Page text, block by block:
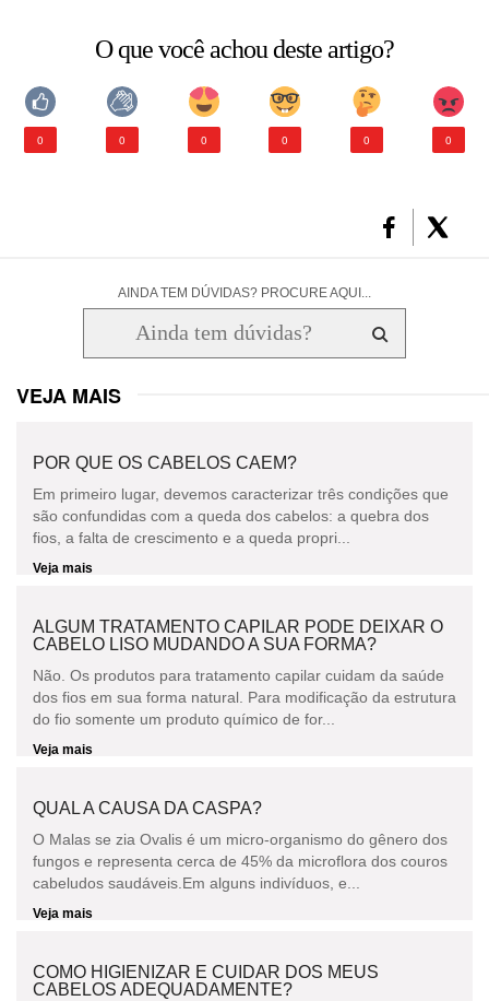
CONSULTORIA DE PRODUTOS LA ROCHE-POSAY
O que você achou deste artigo?
0 0 0 0 0 0
AINDA TEM DÚVIDAS? PROCURE AQUI...
VEJA MAIS
POR QUE OS CABELOS CAEM?
Em primeiro lugar, devemos caracterizar três condições que
são confundidas com a queda dos cabelos: a quebra dos
fios, a falta de crescimento e a queda propri...
Veja mais
ALGUM TRATAMENTO CAPILAR PODE DEIXAR O
CABELO LISO MUDANDO A SUA FORMA?
Não. Os produtos para tratamento capilar cuidam da saúde
dos fios em sua forma natural. Para modificação da estrutura
do fio somente um produto químico de for...
Veja mais
QUAL A CAUSA DA CASPA?
O Malas se zia Ovalis é um micro-organismo do gênero dos
fungos e representa cerca de 45% da microflora dos couros
cabeludos saudáveis.Em alguns indivíduos, e...
Veja mais
COMO HIGIENIZAR E CUIDAR DOS MEUS
CABELOS ADEQUADAMENTE?